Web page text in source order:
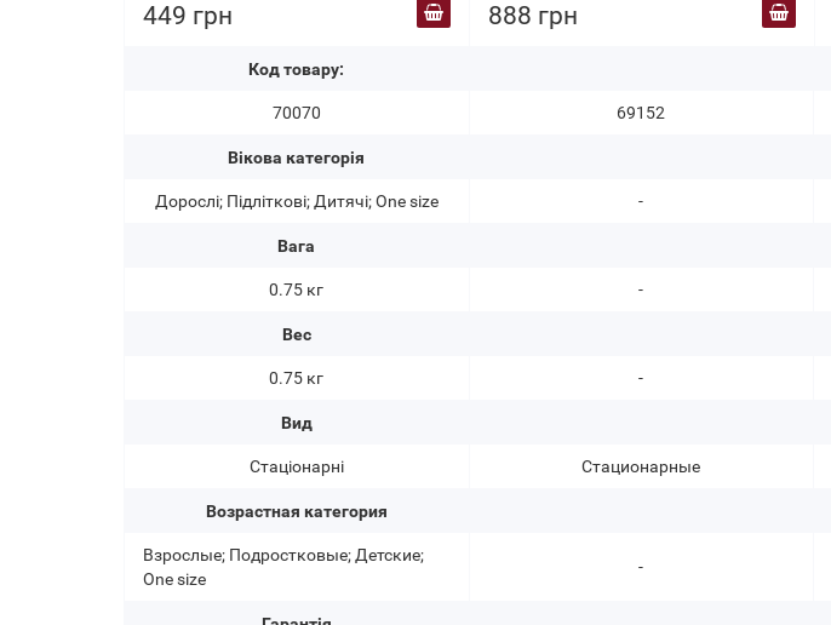
449 грн
Код товару:
70070
Вікова категорія
Дорослі; Підліткові; Дитячі; One size
Вага
0.75 кг
Вес
0.75 кг
Вид
Стаціонарні
Возрастная категория
Взрослые; Подростковые; Детские;
One size
888 грн
69152
-
-
-
Стационарные
-